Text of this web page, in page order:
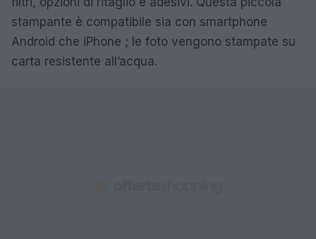
stampante è compatibile sia con smartphone
Android che iPhone ; le foto vengono stampate su
carta resistente all’acqua.